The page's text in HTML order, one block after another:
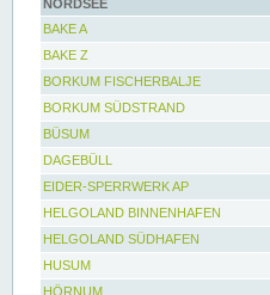
NORDSEE
BAKE A
BAKE Z
BORKUM FISCHERBALJE
BORKUM SÜDSTRAND
BÜSUM
DAGEBÜLL
EIDER-SPERRWERK AP
HELGOLAND BINNENHAFEN
HELGOLAND SÜDHAFEN
HUSUM
HÖRNUM